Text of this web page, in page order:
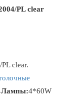
PL clear
clear.
Лампы:4*60W